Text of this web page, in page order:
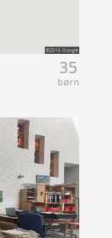
35
børn